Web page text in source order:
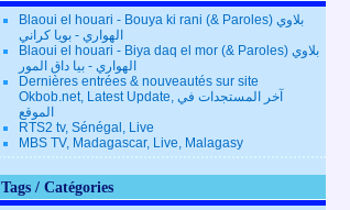
Blaoui el houari - Bouya ki rani (& Paroles) بلاوي
الهواري - بويا كراني
Blaoui el houari - Biya daq el mor (& Paroles) بلاوي
الهواري - بيا داق المور
Dernières entrées & nouveautés sur site
Okbob.net, Latest Update, آخر المستجدات في
الموقع
RTS2 tv, Sénégal, Live
MBS TV, Madagascar, Live, Malagasy
Tags / Catégories